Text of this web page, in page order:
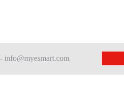
info@myesmart.com